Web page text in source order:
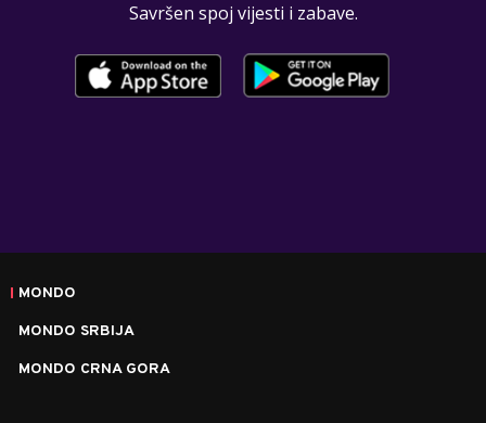
Savršen spoj vijesti i zabave.
MONDO
MONDO SRBIJA
MONDO CRNA GORA